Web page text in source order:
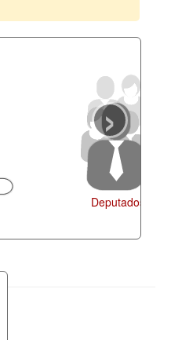
Deputados
›